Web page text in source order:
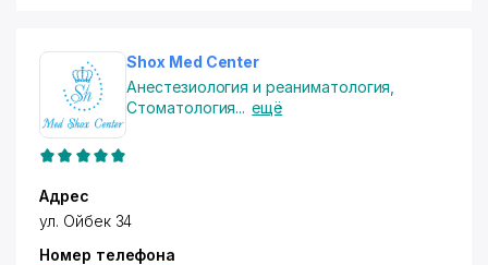
-Физиотерапия
-Ударно-волновая терапия
-Хиджама
Shox Med Center
Анестезиология и реаниматология
Стоматология... ещё
Адрес
ул. Ойбек 34
Номер телефона